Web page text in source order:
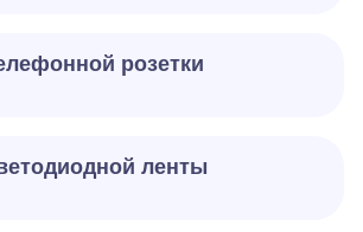
розетки
ленты